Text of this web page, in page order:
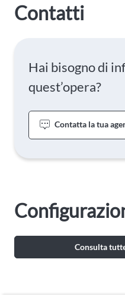
Contatti
Hai bisogno di
quest’opera?
Contatta la tua
Consulta